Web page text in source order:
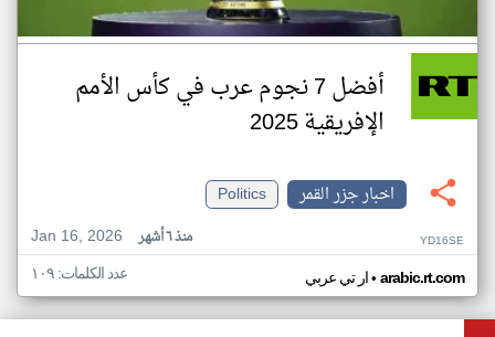
أفضل 7 نجوم عرب في كأس الأمم
الإفريقية 2025
اخبار جزر القمر
Politics
Jan 16, 2026
منذ ٦ أشهر YD16SE
ار تي عربي• arabic.rt.com عدد الكلمات: ١٠٩